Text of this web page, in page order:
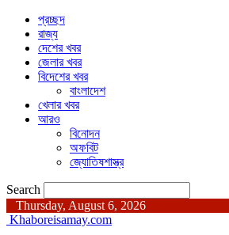
প্রচ্ছদ
রাজ্য
দেশের খবর
জেলার খবর
বিদেশের খবর
বাংলাদেশ
খেলার খবর
আরও
বিনোদন
অফবিট
জ্যোতিষশাস্ত্র
Search
Thursday, August 6, 2026
Khaboreisamay.com